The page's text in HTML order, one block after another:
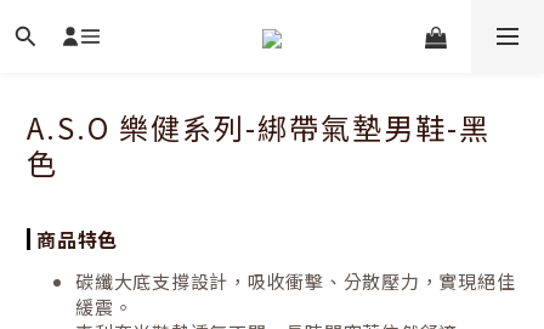
A.S.O 樂健系列-綁帶氣墊男鞋-黑
色
商品特色
碳纖大底支撐設計，吸收衝擊、分散壓力，實現絕佳
緩震。